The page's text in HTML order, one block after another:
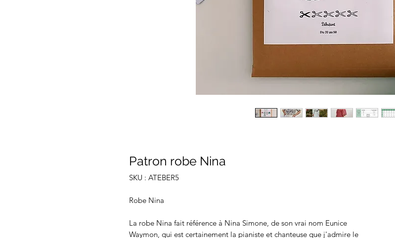
Patron robe Nina
SKU : ATEBER5
Robe Nina
La robe Nina fait référence à Nina Simone, de son vrai nom Eunice
Waymon, qui est certainement la pianiste et chanteuse que j'admire le